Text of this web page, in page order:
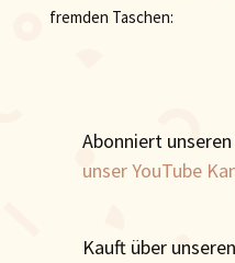
fremden Taschen:
Abonniert
unser YouTube
Kauft über